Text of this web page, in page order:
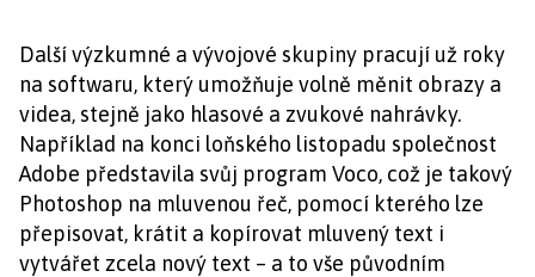
Další výzkumné a vývojové skupiny pracují už roky
na softwaru, který umožňuje volně měnit obrazy a
videa, stejně jako hlasové a zvukové nahrávky.
Například na konci loňského listopadu společnost
Adobe představila svůj program Voco, což je takový
Photoshop na mluvenou řeč, pomocí kterého lze
přepisovat, krátit a kopírovat mluvený text i
vytvářet zcela nový text – a to vše původním